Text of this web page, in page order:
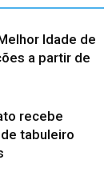
Idade de
a partir de
recebe
tabuleiro